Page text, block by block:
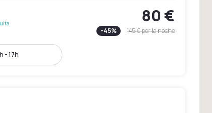
80 €
-45% 145 €por la noche
- 17h